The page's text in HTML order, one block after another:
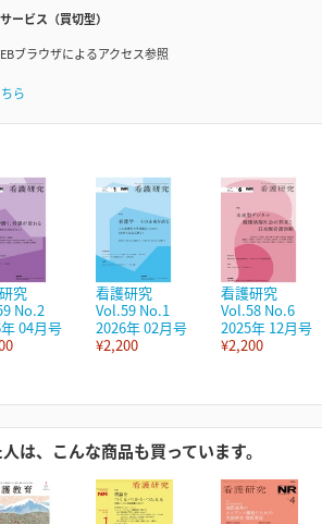
ービス（買切型）
ブラウザによるアクセス参照
ら
究
No.2
04月号
看護研究
Vol.59 No.1
2026年 02月号
¥2,200
看護研究
Vol.58 No.6
2025年 12月号
¥2,200
は、こんな商品も買っています。